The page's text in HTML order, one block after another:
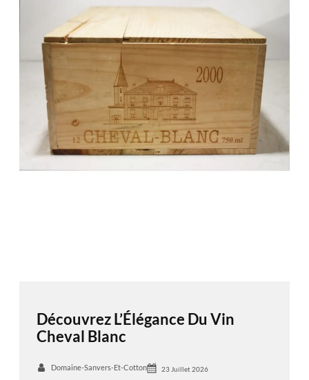
Découvrez L’Élégance Du Vin
Cheval Blanc
Domaine-Sanvers-Et-Cotton 23 Juillet 2026